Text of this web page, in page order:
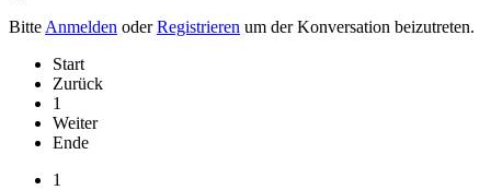
Bitte Anmelden oderRegistrieren um der Konversation beizutreten.
Start
Zurück
1
Weiter
Ende
1